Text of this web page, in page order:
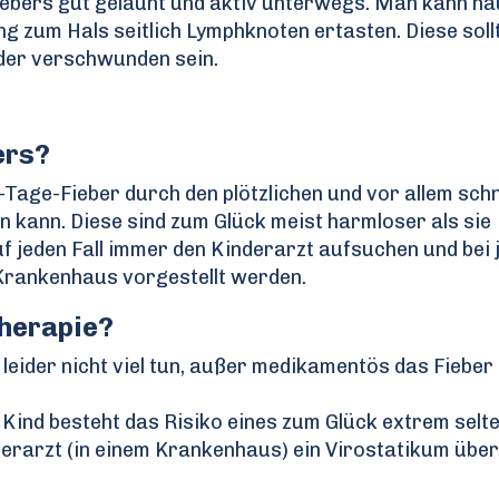
zum Hals seitlich Lymphknoten ertasten. Diese
verschwunden sein.
Fieber durch den plötzlichen und vor allem
Diese sind zum Glück meist harmloser als sie
jeden Fall immer den Kinderarzt aufsuchen und bei
vorgestellt werden.
nicht viel tun, außer medikamentös das Fieber
besteht das Risiko eines zum Glück extrem
(in einem Krankenhaus) ein Virostatikum